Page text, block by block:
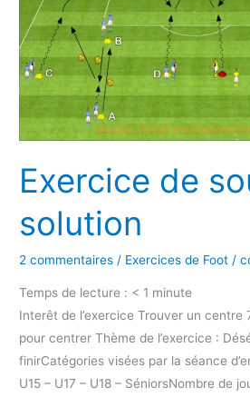
Exercice de
solution
2 commentaires / Exercices de Foot /
Temps de lecture : < 1 minute
Interêt de l’exercice Trouver un centre
pour centrer Thème de l’exercice :
finirCatégories visées par la séance
U15 – U17 – U18 – SéniorsNombre de
soutien
et
solution